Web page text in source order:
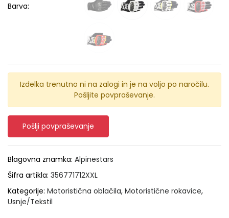
Barva:
Izdelka trenutno ni na zalogi in je na voljo po naročilu.
Pošljite povpraševanje.
Pošlji povpraševanje
Blagovna znamka: Alpinestars
Šifra artikla: 356771712XXL
Kategorije: Motoristična oblačila, Motoristične rokavice,
Usnje/Tekstil